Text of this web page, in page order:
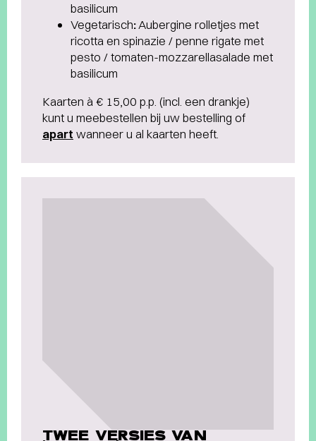
basilicum
Vegetarisch:Aubergine rolletjes met
ricotta en spinazie / penne rigate met
pesto / tomaten-mozzarellasalade met
basilicum
Kaarten à € 15,00 p.p. (incl. een drankje)
kunt u meebestellen bij uw bestelling of
apart wanneer u al kaarten heeft.
TWEE VERSIES VAN